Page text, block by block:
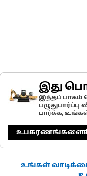
இது
இந்தப் பாகம்
பார்க்க,
உபகரணங்களைச்
உங்கள்